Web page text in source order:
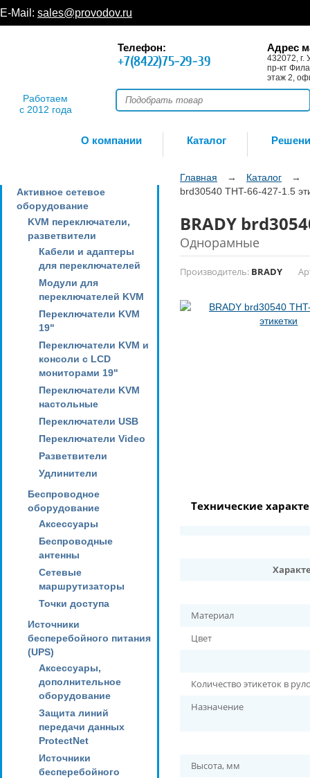
E-Mail: sales@provodov.ru
Работаем
с 2012 года
Телефон:
+7(8422)75-29-39
Адрес
432072, г.
пр-кт
этаж 2,
О компании Каталог
Активное сетевое
оборудование
KVM переключатели,
разветвители
Кабели и адаптеры
для переключателей
Модули для
переключателей KVM
Переключатели KVM
19"
Переключатели KVM и
консоли с LCD
мониторами 19"
Переключатели KVM
настольные
Переключатели USB
Переключатели Video
Разветвители
Удлинители
Беспроводное
оборудование
Аксессуары
Беспроводные
антенны
Сетевые
маршрутизаторы
Точки доступа
Источники
бесперебойного питания
(UPS)
Аксессуары,
дополнительное
оборудование
Защита линий
передачи данных
ProtectNet
Источники
бесперебойного
Главная → Каталог
→
brd30540 THT-66-427-1.5
BRADY
Однорамные
Производитель: BRADY
Технические
Материал
Цвет
Количество этикеток в
Назначение
Высота, мм